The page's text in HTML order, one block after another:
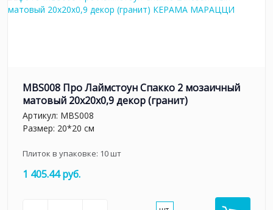
MBS008 Про Лаймстоун Спакко 2 мозаичный
матовый 20х20х0,9 декор (гранит)
Артикул: MBS008
Размер: 20*20 см
Плиток в упаковке: 10шт
1 405.44 руб.